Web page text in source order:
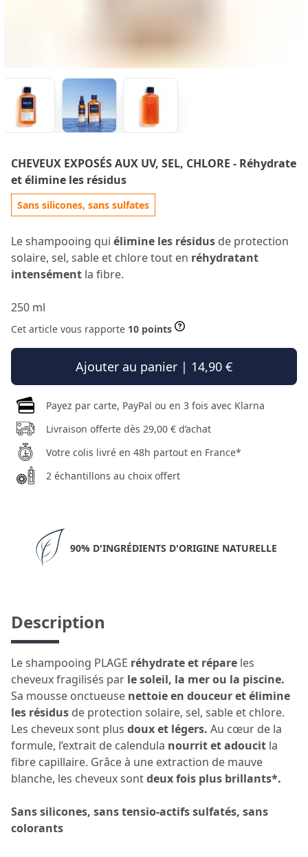
CHEVEUX EXPOSÉS AUX UV, SEL, CHLORE - Réhydrate
et élimine les résidus
Sans silicones, sans sulfates
Le shampooing qui élimine les résidus de protection
solaire, sel, sable et chlore tout en réhydratant
intensément la fibre.
250 ml
Cet article vous rapporte 10 points
Ajouter au panier | 14,90 €
Payez par carte, PayPal ou en 3 fois avec Klarna
Livraison offerte dès 29,00 € d’achat
Votre colis livré en 48h partout en France*
2 échantillons au choix offert
90% D'INGRÉDIENTS D'ORIGINE NATURELLE
Description
Le shampooing PLAGE réhydrate et répare les
cheveux fragilisés par le soleil, la mer ou la piscine.
Sa mousse onctueuse nettoie en douceur et élimine
les résidus de protection solaire, sel, sable et chlore.
Les cheveux sont plus doux et légers. Au cœur de la
formule, l’extrait de calendula nourrit et adoucit la
fibre capillaire. Grâce à une extraction de mauve
blanche, les cheveux sontdeux fois plus brillants*.
Sans silicones, sans tensio-actifs sulfatés, sans
colorants